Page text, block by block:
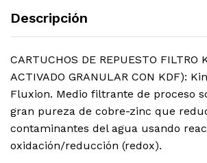
Descripción
CARTUCHOS DE REPUESTO FILTRO
ACTIVADO GRANULAR CON KDF):
Fluxion. Medio filtrante de proceso
gran pureza de cobre-zinc que
contaminantes del agua usando
oxidación/reducción (redox).